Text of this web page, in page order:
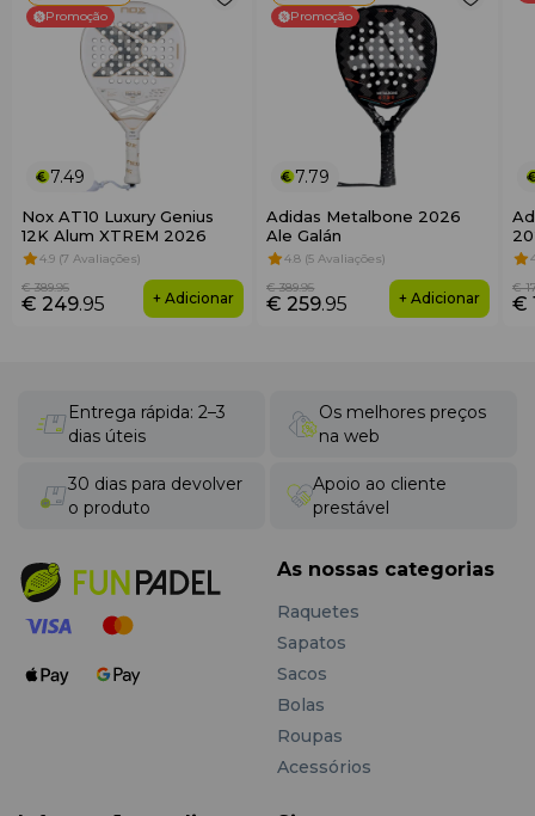
Promoção
7.49
Nox AT10 Luxury Genius
12K Alum XTREM 2026
4.9 (7 Avaliações)
€ 249.95
€ 389.95
+ Adicionar
Promoção
7.79
Adidas Metalbone 2026
Ale Galán
4.8 (5 Avaliações)
€ 259.95
€ 389.95
+ Adicionar €
€
Entrega rápida: 2–3
dias úteis
Os melhores preços
na web
30 dias para devolver
o produto
Apoio ao cliente
prestável
As nossas categorias
Raquetes
Sapatos
Sacos
Bolas
Roupas
Acessórios